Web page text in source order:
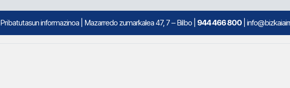
Pribatutasun informazinoa | Mazarredo zumarkalea 47, 7 – Bilbo | 944 466 800 |